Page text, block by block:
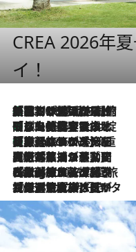
CREA 2026年
イ！
2026.8.6
「荷物が増えるほど旅ストレスは増す」美容ジャーナリストがたどり着いた最終結論。“化粧品を劇的に減らす”感動の凝縮美容とは
2026.8.6
「旅先には金髪ウィッグを持参」日本と同じメイクでは損してる!? 美容ジャーナリストが提案する“掟破りの旅美容”とは
2026.8.6
【厳選旅コスメ】「身軽さ＆UV対策重視！」ヘアアーティストshucoが選んだ夏旅ベストコスメを発表【Mサイズジップ】
2026.8.5
【厳選旅コスメ】国内をあちこち移動する河井菜摘が選んだ夏旅ベストコスメ発表！「リラックスアイテムはマスト」【Mサイズジップ】
2026.8.4
【厳選旅コスメ】「紫外線＆乾燥対策しながらメイク感も！」ヘア＆メイクGeorgeが選んだ夏旅ベストコスメを発表！【Mサイズジップ】
2026.8.3
【厳選旅コスメ】「保湿もタイパ重視！」“サウナ好き”タレント清水みさとが愛用する夏旅ベストコスメを発表！【Mサイズジップ】